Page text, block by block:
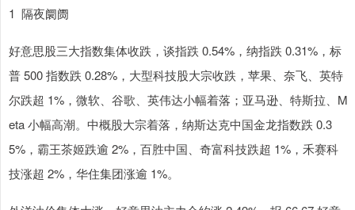
1 隔夜阛阓
好意思股三大指数集体收跌，谈指跌 0.54%，纳指跌 0.31%，标
普 500 指数跌 0.28%，大型科技股大宗收跌，苹果、奈飞、英特
尔跌超 1%，微软、谷歌、英伟达小幅着落；亚马逊、特斯拉、M
eta 小幅高潮。中概股大宗着落，纳斯达克中国金龙指数跌 0.3
5%，霸王茶姬跌逾 2%，百胜中国、奇富科技跌超 1%，禾赛科
技涨超 2%，华住集团涨逾 1%。